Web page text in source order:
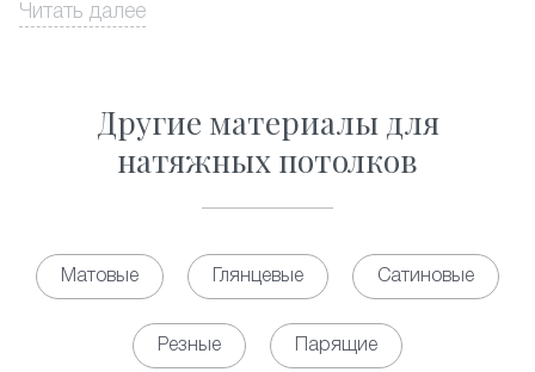
устанавливать даже наиболее мощные
Натяжные потолки со световыми линиями,
почему да?
Выбор в пользу световых линий обусловлен
светодиодных линий позволяет обеспечить
равномерное, мягкое свечение по всей площади
помещения, выступая полноценной заменой для
освещения на основе установки точечных
Читать далее
Другие материалы для
натяжных потолков
Матовые Глянцевые Сатиновые
Резные Парящие